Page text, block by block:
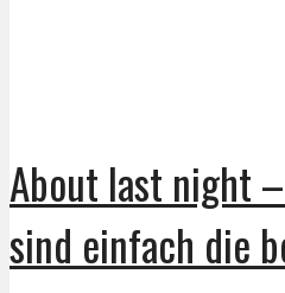
About last night
sind einfach die